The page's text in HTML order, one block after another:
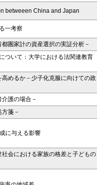
betweeen China and Japan
一考察
圏家計の資産選択の実証分析－
ついて：大学における法関連教育
めるか－少子化克服に向けての政
護の場合－
箋－
に与える影響
会における家族の格差と子どもの